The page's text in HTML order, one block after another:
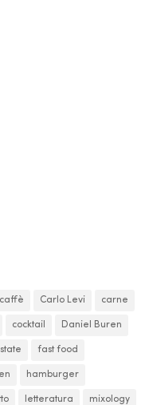
caffè Carlo Levi carne
cocktail Daniel Buren
fast food
hamburger
letteratura mixology